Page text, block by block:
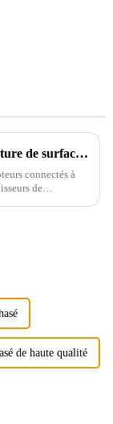
Température de surface maximale des moteurs antidéflagrants connectés à la fréquence
connectés à
de
de haute qualité